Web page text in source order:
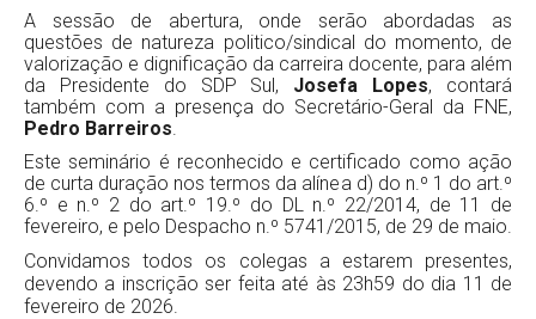
A sessão de abertura, onde serão abordadas as
questões de natureza politico/sindical do momento, de
valorização e dignificação da carreira docente, para além
da Presidente do SDP Sul, Josefa Lopes, contará
também com a presença do Secretário-Geral da FNE,
Pedro Barreiros.
Este seminário é reconhecido e certificado como ação
de curta duração nos termos da alínea d) do n.º 1 do art.º
6.º e n.º 2 do art.º 19.º do DL n.º 22/2014, de 11 de
fevereiro, e pelo Despacho n.º 5741/2015, de 29 de maio.
Convidamos todos os colegas a estarem presentes,
devendo a inscrição ser feita até às 23h59 do dia 11 de
fevereiro de 2026.